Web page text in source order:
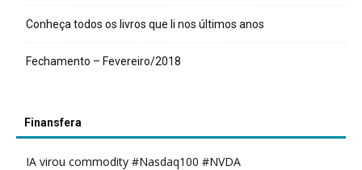
Conheça todos os livros que li nos últimos anos
Fechamento – Fevereiro/2018
Finansfera
IA virou commodity #Nasdaq100 #NVDA